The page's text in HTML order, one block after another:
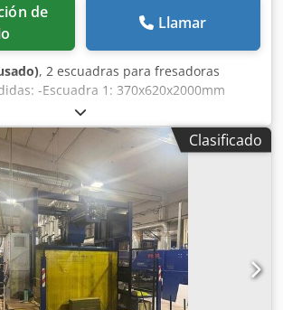
Llamar
, 2 escuadras para fresadoras
-Escuadra 1: 370x620x2000mm
-Escuadra 2: 370x615x2000mm
Clasificado